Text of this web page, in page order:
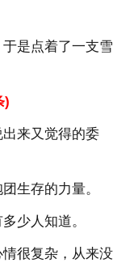
是点着了一支雪
)
来又觉得的委
生存的力量。
少人知道。
很复杂，从来没